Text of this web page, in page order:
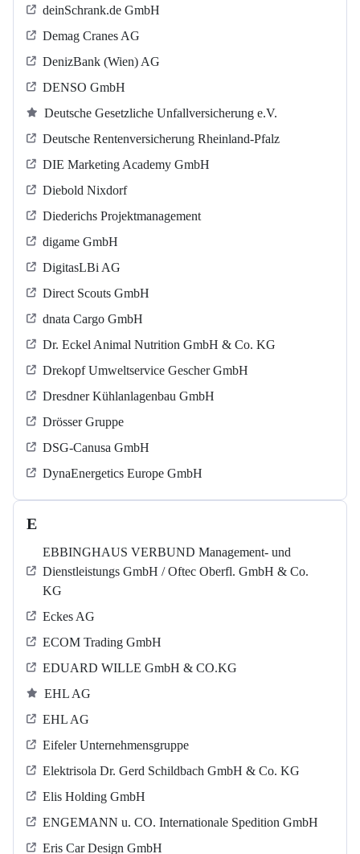
deinSchrank.de GmbH
Demag Cranes AG
DenizBank (Wien) AG
DENSO GmbH
Deutsche Gesetzliche Unfallversicherung e.V.
Deutsche Rentenversicherung Rheinland-Pfalz
DIE Marketing Academy GmbH
Diebold Nixdorf
Diederichs Projektmanagement
digame GmbH
DigitasLBi AG
Direct Scouts GmbH
dnata Cargo GmbH
Dr. Eckel Animal Nutrition GmbH & Co. KG
Drekopf Umweltservice Gescher GmbH
Dresdner Kühlanlagenbau GmbH
Drösser Gruppe
DSG-Canusa GmbH
DynaEnergetics Europe GmbH
E
EBBINGHAUS VERBUND Management- und
Dienstleistungs GmbH / Oftec Oberfl. GmbH & Co.
KG
Eckes AG
ECOM Trading GmbH
EDUARD WILLE GmbH & CO.KG
EHL AG
EHL AG
Eifeler Unternehmensgruppe
Elektrisola Dr. Gerd Schildbach GmbH & Co. KG
Elis Holding GmbH
ENGEMANN u. CO. Internationale Spedition GmbH
Eris Car Design GmbH